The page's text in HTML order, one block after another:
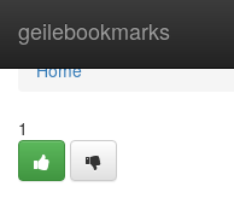
geilebookmarks
Home
Home
1